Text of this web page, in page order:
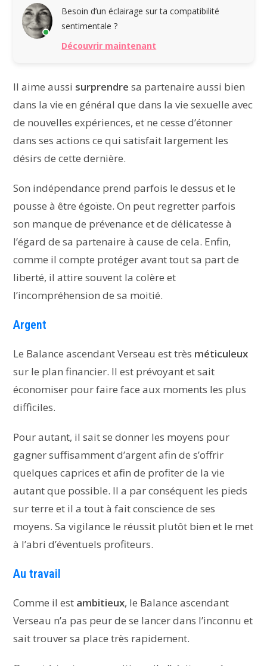
Besoin d’un éclairage sur ta compatibilité
sentimentale ?
Découvrir maintenant
Il aime aussi surprendre sa partenaire aussi bien
dans la vie en général que dans la vie sexuelle avec
de nouvelles expériences, et ne cesse d’étonner
dans ses actions ce qui satisfait largement les
désirs de cette dernière.
Son indépendance prend parfois le dessus et le
pousse à être égoïste. On peut regretter parfois
son manque de prévenance et de délicatesse à
l’égard de sa partenaire à cause de cela. Enfin,
comme il compte protéger avant tout sa part de
liberté, il attire souvent la colère et
l’incompréhension de sa moitié.
Argent
Le Balance ascendant Verseau est très méticuleux
sur le plan financier. Il est prévoyant et sait
économiser pour faire face aux moments les plus
difficiles.
Pour autant, il sait se donner les moyens pour
gagner suffisamment d’argent afin de s’offrir
quelques caprices et afin de profiter de la vie
autant que possible. Il a par conséquent les pieds
sur terre et il a tout à fait conscience de ses
moyens. Sa vigilance le réussit plutôt bien et le met
à l’abri d’éventuels profiteurs.
Au travail
Comme il est ambitieux, le Balance ascendant
Verseau n’a pas peur de se lancer dans l’inconnu et
sait trouver sa place très rapidement.